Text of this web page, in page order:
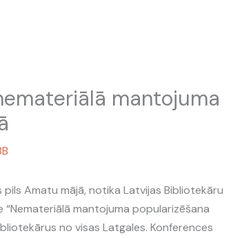
mantojuma
pils Amatu mājā, notika Latvijas Bibliotekāru
mantojuma popularizēšana
no visas Latgales. Konferences